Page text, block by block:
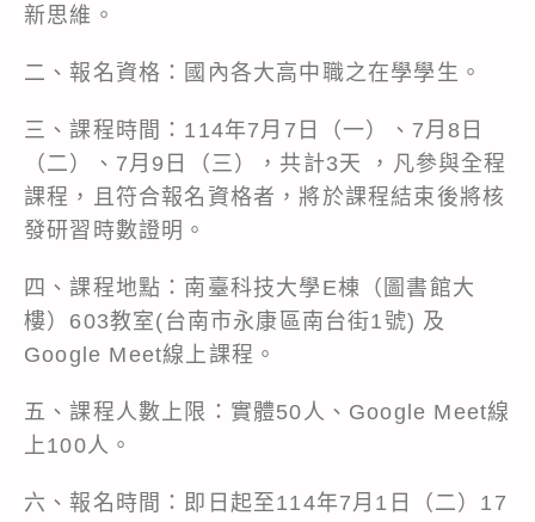
新思維。
二、報名資格：國內各大高中職之在學學生。
三、課程時間：114年7月7日（一）、7月8日
（二）、7月9日（三），共計3天 ，凡參與全程
課程，且符合報名資格者，將於課程結束後將核
發研習時數證明。
四、課程地點：南臺科技大學E棟（圖書館大
樓）603教室(台南市永康區南台街1號) 及
Google Meet線上課程。
五、課程人數上限：實體50人、Google Meet線
上100人。
六、報名時間：即日起至114年7月1日（二）17